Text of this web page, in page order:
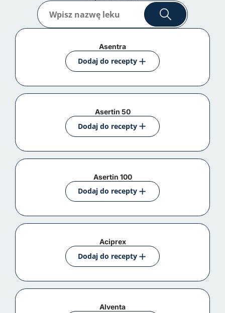
Szukaj
Asentra
Dodaj do recepty
Asertin 50
Dodaj do recepty
Asertin 100
Dodaj do recepty
Aciprex
Dodaj do recepty
Alventa